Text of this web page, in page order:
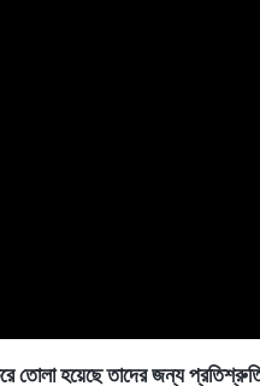
তোলা হয়েছে তাদের জন্য